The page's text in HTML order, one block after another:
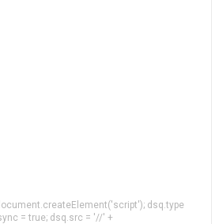
dsq.type
= true; dsq.src = '//' +